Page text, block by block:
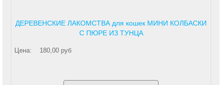
ДЕРЕВЕНСКИЕ ЛАКОМСТВА для кошек МИНИ КОЛБАСКИ
С ПЮРЕ ИЗ ТУНЦА
Цена: 180,00 руб